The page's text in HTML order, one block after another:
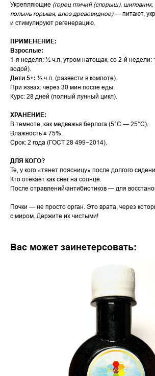
Укрепляющие (горец птичий (спорыш), шиповник,
полынь горькая, алоэ древовидное)— питают,
и стимулируют регенерацию.
ПРИМЕНЕНИЕ:
Взрослые:
1-я неделя: ½ ч.л. утром натощак, со 2-й недели:
водой).
Дети 5+: ⅓ ч.л. (развести в компоте).
При язвах: через 30 мин после еды.
Курс: 28 дней (полный лунный цикл).
ХРАНЕНИЕ:
В темноте, как медвежья берлога (5°C — 25°C).
Влажность ≤ 75%.
Срок: 2 года (ГОСТ 28 499−2014).
ДЛЯ КОГО?
Те, у кого «тянет поясницу» после долгого
Кто отекает как снег на солнце.
После отравлений/антибиотиков — для
Почки — не просто орган. Это врата, через
с миром. Держите их чистыми!
Вас может заинетерсовать: